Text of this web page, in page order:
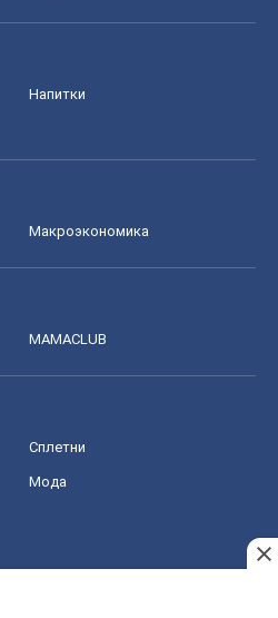
Напитки
Mакроэкономика
MAMACLUB
Сплетни
Мода